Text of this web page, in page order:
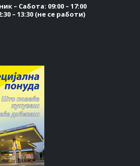
– Сабота: 09:00 – 17:00
– 13:30 (не се работи)